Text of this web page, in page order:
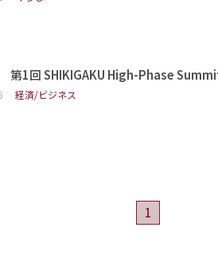
第1回 SHIKIGAKU High-Phase
経済/ビジネス
1